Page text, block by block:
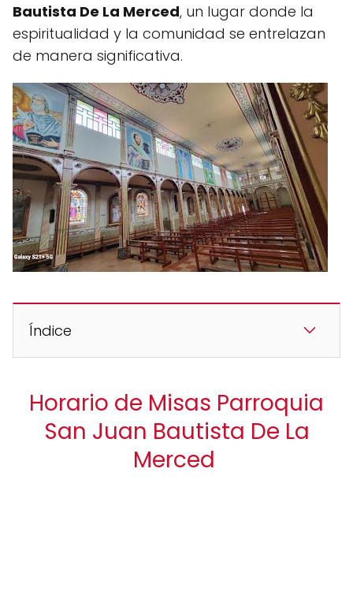
Bautista De La Merced, un lugar donde la
espiritualidad y la comunidad se entrelazan
de manera significativa.
Índice
Horario de Misas Parroquia
San Juan Bautista De La
Merced